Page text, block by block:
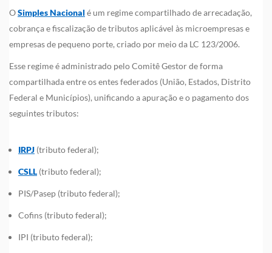
OSimples Nacional é um regime compartilhado de arrecadação,
cobrança e fiscalização de tributos aplicável às microempresas e
empresas de pequeno porte, criado por meio da LC 123/2006.
Esse regime é administrado pelo Comitê Gestor de forma
compartilhada entre os entes federados (União, Estados, Distrito
Federal e Municípios), unificando a apuração e o pagamento dos
seguintes tributos:
IRPJ (tributo federal);
CSLL (tributo federal);
PIS/Pasep (tributo federal);
Cofins (tributo federal);
IPI (tributo federal);